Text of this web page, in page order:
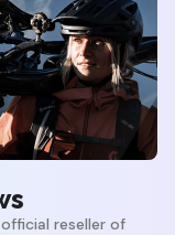
official reseller of